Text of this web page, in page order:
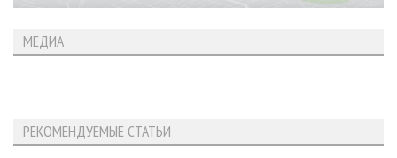
МЕДИА
РЕКОМЕНДУЕМЫЕ СТАТЬИ